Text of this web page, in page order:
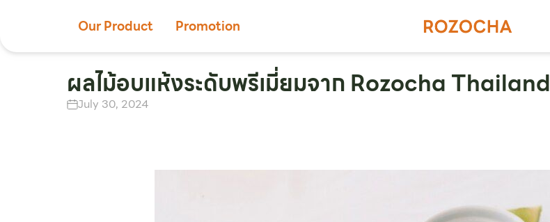
Our Product Promotion
ผลไม้อบแห้งระดับพรีเมี่ยมจาก Rozocha Thailand
July 30, 2024